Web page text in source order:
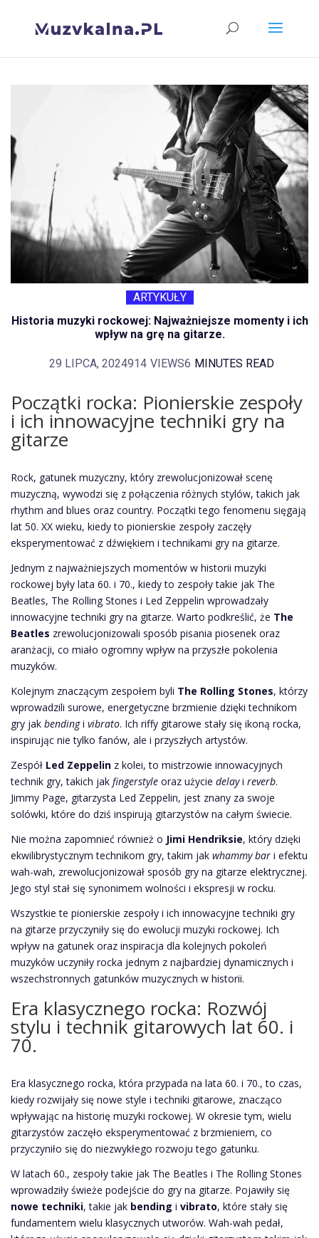
ARTYKUŁY
Historia muzyki rockowej: Najważniejsze momenty i ich
wpływ na grę na gitarze.
29 LIPCA, 2024914 VIEWS6 MINUTES READ
Początki rocka: Pionierskie zespoły
i ich innowacyjne techniki gry na
gitarze
Rock, gatunek muzyczny, który zrewolucjonizował scenę
muzyczną, wywodzi się z połączenia różnych stylów, takich jak
rhythm and blues oraz country. Początki tego fenomenu sięgają
lat 50. XX wieku, kiedy to pionierskie zespoły zaczęły
eksperymentować z dźwiękiem i technikami gry na gitarze.
Jednym z najważniejszych momentów w historii muzyki
rockowej były lata 60. i 70., kiedy to zespoły takie jak The
Beatles, The Rolling Stones i Led Zeppelin wprowadzały
innowacyjne techniki gry na gitarze. Warto podkreślić, że The
Beatles zrewolucjonizowali sposób pisania piosenek oraz
aranżacji, co miało ogromny wpływ na przyszłe pokolenia
muzyków.
Kolejnym znaczącym zespołem byli The Rolling Stones, którzy
wprowadzili surowe, energetyczne brzmienie dzięki technikom
gry jak bendingi vibrato. Ich riffy gitarowe stały się ikoną rocka,
inspirując nie tylko fanów, ale i przyszłych artystów.
Zespół Led Zeppelin z kolei, to mistrzowie innowacyjnych
technik gry, takich jak fingerstyle oraz użycie delayi reverb.
Jimmy Page, gitarzysta Led Zeppelin, jest znany za swoje
solówki, które do dziś inspirują gitarzystów na całym świecie.
Nie można zapomnieć również o Jimi Hendriksie, który dzięki
ekwilibrystycznym technikom gry, takim jak whammy bar i efektu
wah-wah, zrewolucjonizował sposób gry na gitarze elektrycznej.
Jego styl stał się synonimem wolności i ekspresji w rocku.
Wszystkie te pionierskie zespoły i ich innowacyjne techniki gry
na gitarze przyczyniły się do ewolucji muzyki rockowej. Ich
wpływ na gatunek oraz inspiracja dla kolejnych pokoleń
muzyków uczyniły rocka jednym z najbardziej dynamicznych i
wszechstronnych gatunków muzycznych w historii.
Era klasycznego rocka: Rozwój
stylu i technik gitarowych lat 60. i
70.
Era klasycznego rocka, która przypada na lata 60. i 70., to czas,
kiedy rozwijały się nowe style i techniki gitarowe, znacząco
wpływając na historię muzyki rockowej. W okresie tym, wielu
gitarzystów zaczęło eksperymentować z brzmieniem, co
przyczyniło się do niezwykłego rozwoju tego gatunku.
W latach 60., zespoły takie jak The Beatles i The Rolling Stones
wprowadziły świeże podejście do gry na gitarze. Pojawiły się
nowe techniki, takie jak bending i vibrato, które stały się
fundamentem wielu klasycznych utworów. Wah-wah pedał,